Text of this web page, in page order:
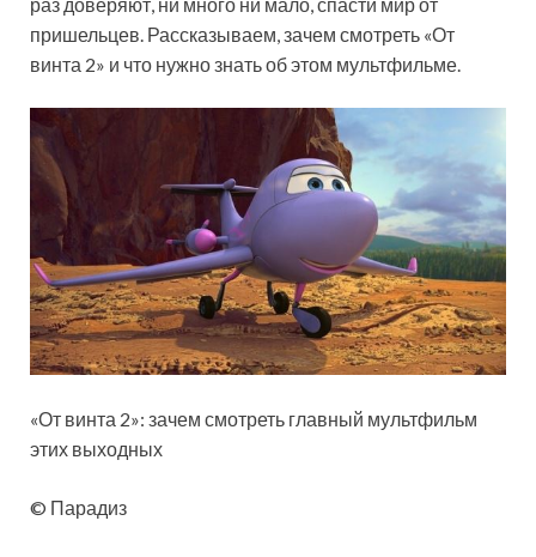
пришельцев. Рассказываем, зачем смотреть «От
винта 2» и что нужно знать об этом мультфильме.
«От винта 2»: зачем смотреть главный мультфильм
этих выходных
© Парадиз